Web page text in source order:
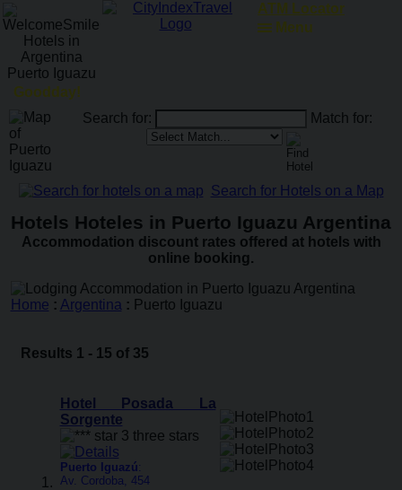
Goodday!
RailRoadFocus
Search for: Match for:
Search for Hotels on a Map
Hotels Hoteles in Puerto Iguazu Argentina
Accommodation discount rates offered at hotels with
online booking.
Home : Argentina : Puerto Iguazu
Results 1 - 15 of 35
Hotel Posada La
Sorgente
Puerto Iguazú:
Av. Cordoba, 454
Menu